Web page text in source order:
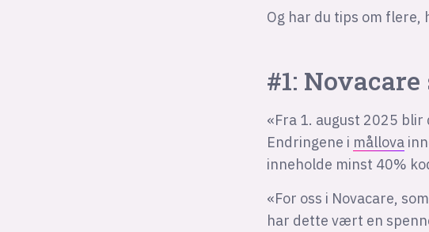
Og har du tips om
#1:
«Fra 1. august 2025
Endringene i mållova
inneholde minst 40%
«For oss i Novacare,
har dette vært en